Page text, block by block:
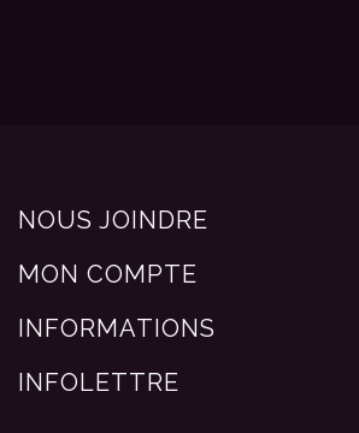
NOUS JOINDRE
MON COMPTE
INFORMATIONS
INFOLETTRE